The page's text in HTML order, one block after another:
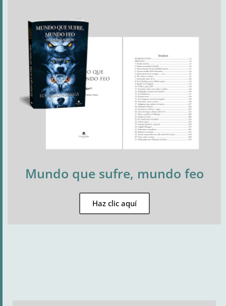
Mundo que sufre, mundo feo
Haz clic aquí